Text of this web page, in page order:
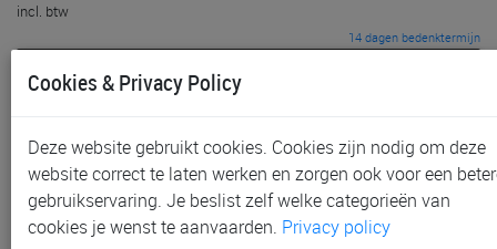
incl. btw
14 dagen bedenktermijn
in winkelkar
Niet in voorraad in onze winkels
Gratis afhalen in onze winkels mogelijk na bestelling
Cookies & Privacy Policy
Deze website gebruikt cookies. Cookies zijn nodig om deze
website correct te laten werken en zorgen ook voor een
gebruikservaring. Je beslist zelf welke categorieën van
cookies je wenst te aanvaarden. Privacy policy